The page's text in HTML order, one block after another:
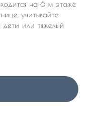
на 6 м этаже
учитывайте
дети или тяжелый